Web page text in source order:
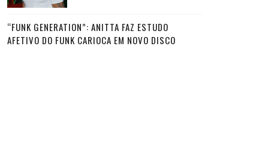
“FUNK GENERATION”: ANITTA FAZ ESTUDO
AFETIVO DO FUNK CARIOCA EM NOVO DISCO